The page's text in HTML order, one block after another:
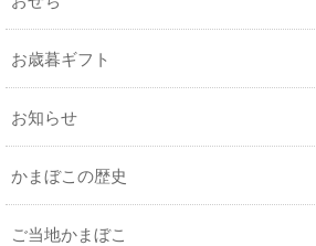
お歳暮ギフト
お知らせ
かまぼこの歴史
ご当地かまぼこ